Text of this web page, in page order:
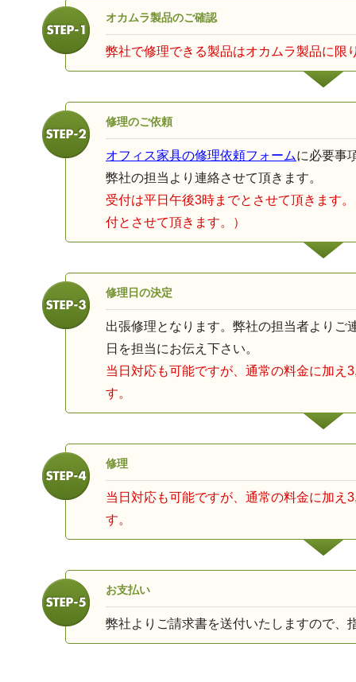
オカムラ製品のご確認
弊社で修理できる製品はオカムラ製品に限
修理のご依頼
オフィス家具の修理依頼フォームに必要事
弊社の担当より連絡させて頂きます。
受付は平日午後3時までとさせて頂きます
付とさせて頂きます。）
修理日の決定
出張修理となります。弊社の担当者よりご
日を担当にお伝え下さい。
当日対応も可能ですが、通常の料金に加え
す。
修理
当日対応も可能ですが、通常の料金に加え
す。
お支払い
弊社よりご請求書を送付いたしますので、